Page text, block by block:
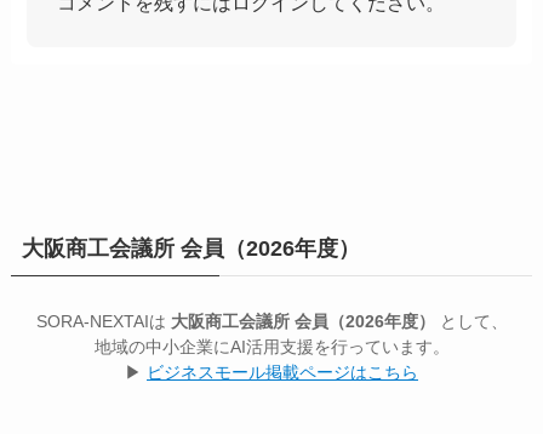
大阪商工会議所 会員（2026年度）
SORA-NEXTAIは 大阪商工会議所 会員（2026年度）
として、
地域の中小企業にAI活用支援を行っています。
▶ ビジネスモール掲載ページはこちら